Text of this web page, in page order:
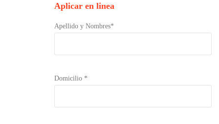
Aplicar en linea
Apellido y Nombres*
Domicilio *